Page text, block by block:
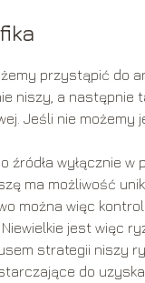
przystąpić do
niszy, a następnie
Jeśli nie możemy
wyłącznie
ma możliwość
można więc
jest więc
strategii niszy
do